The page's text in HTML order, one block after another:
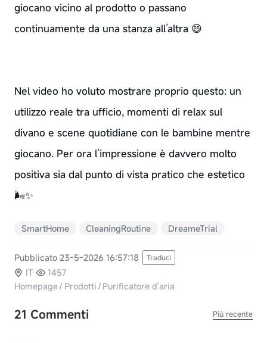
giocano vicino al prodotto o passano
continuamente da una stanza all’altra 😄
Nel video ho voluto mostrare proprio questo: un
utilizzo reale tra ufficio, momenti di relax sul
divano e scene quotidiane con le bambine mentre
giocano. Per ora l’impressione è davvero molto
positiva sia dal punto di vista pratico che estetico
🌬️✨
SmartHome CleaningRoutine DreameTrial
Pubblicato 23-5-2026 16:57:18 Traduci
IT
1457
Homepage/ Prodotti / Purificatore d'aria
21 Commenti Più recente